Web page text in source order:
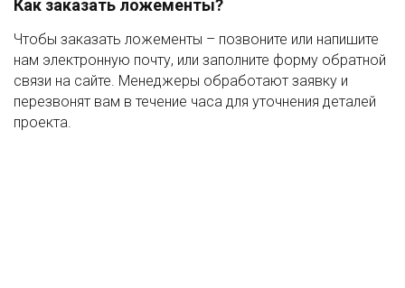
Как заказать ложементы?
Чтобы заказать ложементы – позвоните или напишите
нам электронную почту, или заполните форму обратной
связи на сайте. Менеджеры обработают заявку и
перезвонят вам в течение часа для уточнения деталей
проекта.